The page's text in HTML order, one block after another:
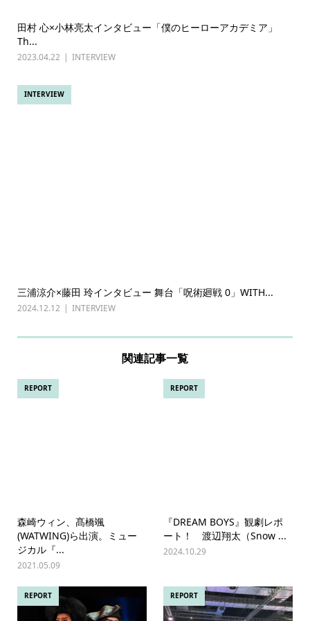
田村 心×小林亮太インタビュー「僕のヒーローアカデミア」
Th...
2023.04.22 INTERVIEW
INTERVIEW
三浦涼介×藤田 玲インタビュー 舞台「呪術廻戦 0」WITH...
2024.12.12 INTERVIEW
関連記事一覧
REPORT
森崎ウィン、髙橋颯
(WATWING)ら出演。ミュー
ジカル『...
2021.05.09
REPORT
『DREAM BOYS』観劇レポ
ート！ 渡辺翔太（Snow ...
2024.10.29
REPORT REPORT